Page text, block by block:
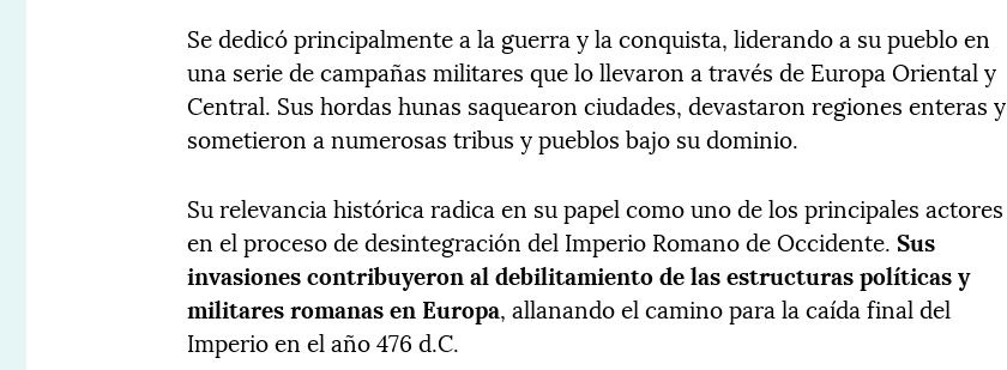
Se dedicó principalmente a la guerra y la conquista, liderando a su pueblo en
una serie de campañas militares que lo llevaron a través de Europa Oriental y
Central. Sus hordas hunas saquearon ciudades, devastaron regiones enteras y
sometieron a numerosas tribus y pueblos bajo su dominio.
Su relevancia histórica radica en su papel como uno de los principales actores
en el proceso de desintegración del Imperio Romano de Occidente.Sus
invasiones contribuyeron al debilitamiento de las estructuras políticas y
militares romanas en Europa, allanando el camino para la caída final del
Imperio en el año 476 d.C.